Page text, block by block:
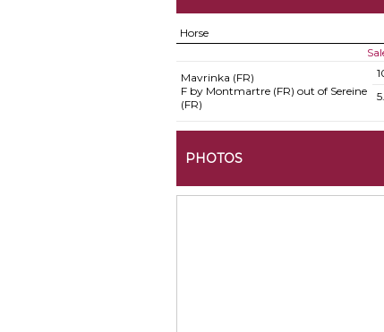
Horse
Mavrinka (FR)
F by Montmartre (FR) out of Sereine
(FR)
PHOTOS